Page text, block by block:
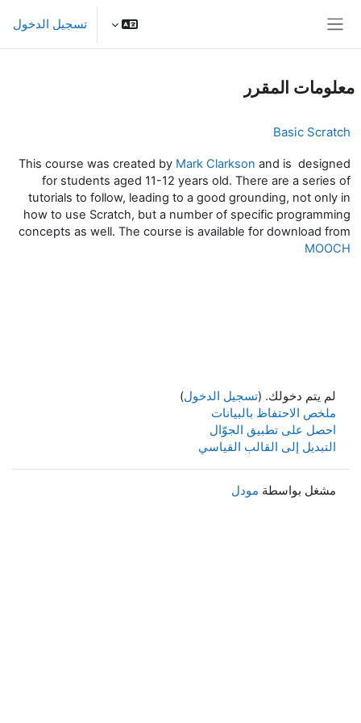
تسجيل الدخول
معلومات المقرر
Basic Scratch
This course was created by Mark Clarkson and is designed
for students aged 11-12 years old. There are a series of
tutorials to follow, leading to a good grounding, not only in
how to use Scratch, but a number of specific programming
concepts as well. The course is available for download from
MOOCH
لم يتم دخولك. (تسجيل الدخول)
ملخص الاحتفاظ بالبيانات
احصل على تطبيق الجوّال
التبديل إلى القالب القياسي
مشغل بواسطة مودل